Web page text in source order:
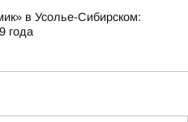
в Усолье-Сибирском:
года